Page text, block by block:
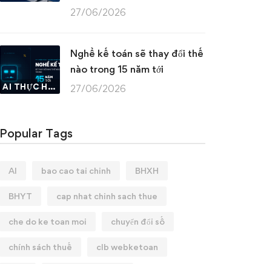
27/06/2026
AI THỰC HÀNH
Nghề kế toán sẽ thay đổi thế
nào trong 15 năm tới
27/06/2026
Popular Tags
AI bao cao tai chinh BHXH
BHYT cap nhat chinh sach thue
che do ke toan moi chuyển đổi số
chính sách thuế clb webketoan